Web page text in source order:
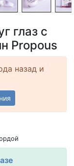
глаз с
Propous
назад и